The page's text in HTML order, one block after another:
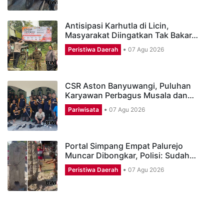
Antisipasi Karhutla di Licin,
Masyarakat Diingatkan Tak Bakar…
Peristiwa Daerah 07 Agu 2026
CSR Aston Banyuwangi, Puluhan
Karyawan Perbagus Musala dan…
Pariwisata 07 Agu 2026
Portal Simpang Empat Palurejo
Muncar Dibongkar, Polisi: Sudah…
Peristiwa Daerah 07 Agu 2026